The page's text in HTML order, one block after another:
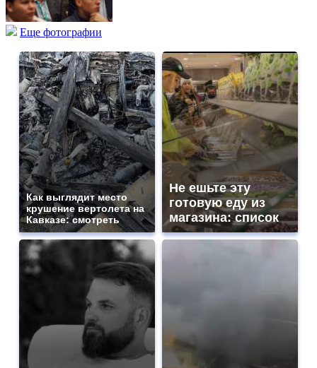
Еще фотографии
Как выглядит место
крушение вертолета на
Кавказе: смотреть
Не ешьте эту
готовую еду из
магазина: список